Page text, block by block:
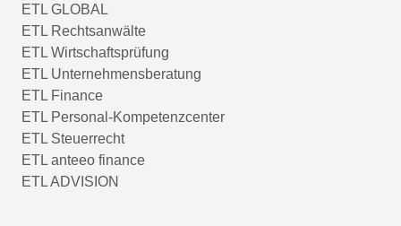
ETL GLOBAL
ETL Rechtsanwälte
ETL Wirtschaftsprüfung
ETL Unternehmensberatung
ETL Finance
ETL Personal-Kompetenzcenter
ETL Steuerrecht
ETL anteeo finance
ETL ADVISION